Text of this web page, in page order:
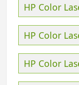
HP Color
HP Color
HP Color